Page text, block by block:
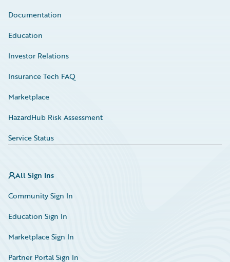
Documentation
Education
Investor Relations
Insurance Tech FAQ
Marketplace
HazardHub Risk Assessment
Service Status
All Sign Ins
Community Sign In
Education Sign In
Marketplace Sign In
Partner Portal Sign In